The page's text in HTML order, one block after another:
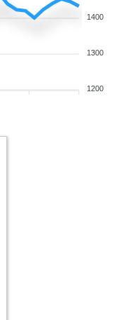
1400
1300
1200